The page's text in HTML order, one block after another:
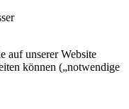
auf unserer Website
können („notwendige